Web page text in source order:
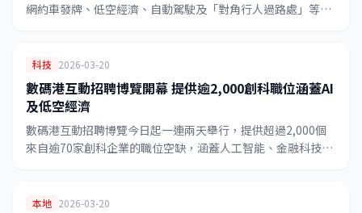
網約車發牌、低空經濟、自動駕駛及「對角行人過路處」等多
科技 2026-03-20
數碼港互動招聘博覽開幕 提供逾2,000創科職位涵蓋AI
及低空經濟
數碼港互動招聘博覽今日起一連兩天舉行，提供超過2,000個
來自逾70家創科企業的職位空缺，涵蓋人工智能、金融科技、
本地 2026-03-20